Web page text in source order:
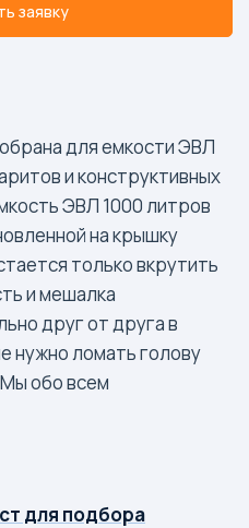
заявку
для емкости ЭВЛ
и конструктивных
ЭВЛ 1000 литров
на крышку
только вкрутить
и мешалка
друг от друга в
нужно ломать голову
обо всем
для подбора